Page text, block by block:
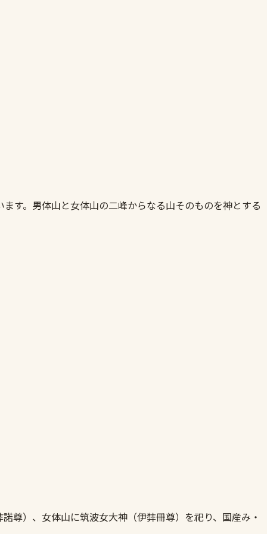
す。男体山と女体山の二峰からなる山そのものを神とする
尊）、女体山に筑波女大神（伊弉冊尊）を祀り、国産み・